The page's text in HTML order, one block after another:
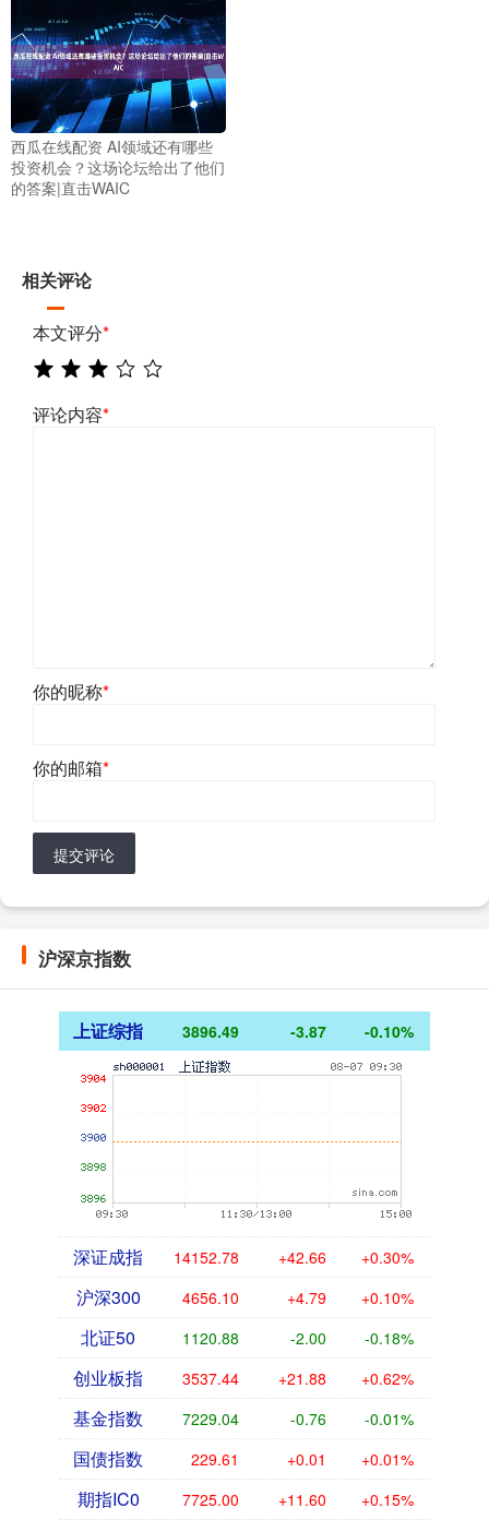
西瓜在线配资 AI领域还有哪些
投资机会？这场论坛给出了他们
的答案|直击WAIC
相关评论
本文评分*
评论内容*
你的昵称*
你的邮箱*
提交评论
沪深京指数
上证综指 3896.49 -3.87 -0.10%
深证成指 14152.78 +42.66 +0.30%
沪深300 4656.10 +4.79 +0.10%
北证50 1120.88 -2.00 -0.18%
创业板指 3537.44 +21.88 +0.62%
基金指数 7229.04 -0.76 -0.01%
国债指数 229.61 +0.01 +0.01%
期指IC0 7725.00 +11.60 +0.15%